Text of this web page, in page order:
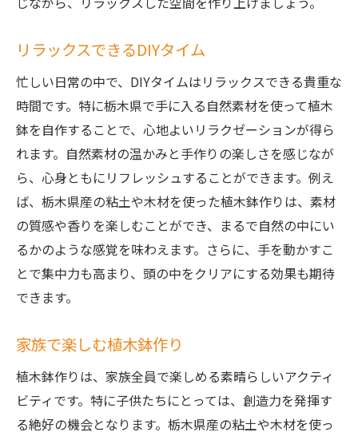
リラックスできるDIYタイム
忙しい日常の中で、DIYタイムはリラックスできる貴重な
時間です。特に栃木県で手に入る自然素材を使って植木
鉢を自作することで、心地よいリラクゼーションが得ら
れます。自然素材の温かみと手作りの楽しさを感じなが
ら、心身ともにリフレッシュすることができます。例え
ば、栃木県産の粘土や木材を使った植木鉢作りは、素材
の質感や香りを楽しむことができ、まるで自然の中にい
るかのような感覚を味わえます。さらに、手を動かすこ
とで集中力も高まり、頭の中をクリアにする効果も期待
できます。
家族で楽しむ植木鉢作り
植木鉢作りは、家族全員で楽しめる素晴らしいアクティ
ビティです。特に子供たちにとっては、創造力を発揮す
る絶好の機会となります。栃木県産の粘土や木材を使っ